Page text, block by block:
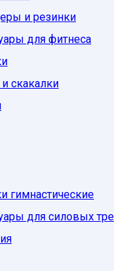
и резинки
для фитнеса
скакалки
гимнастические
для силовых